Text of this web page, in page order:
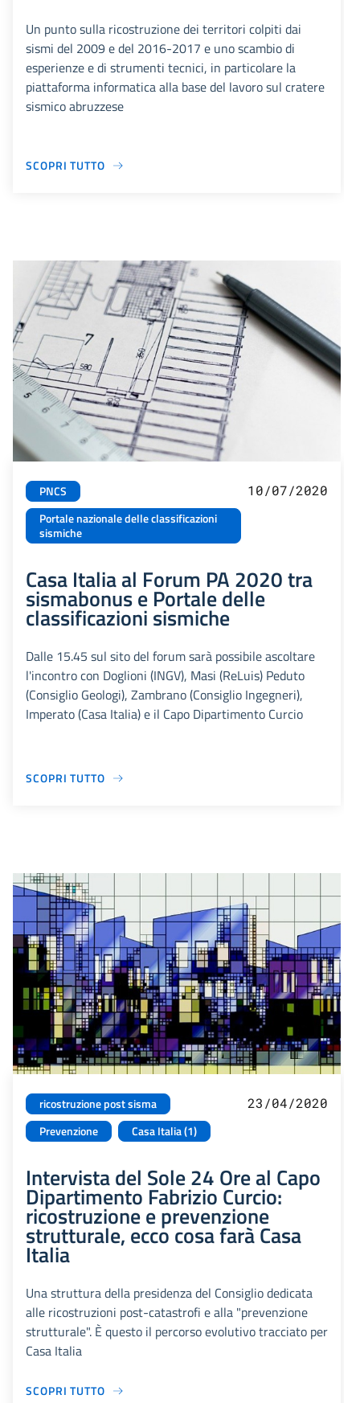
Un punto sulla ricostruzione dei territori colpiti dai
sismi del 2009 e del 2016-2017 e uno scambio di
esperienze e di strumenti tecnici, in particolare la
piattaforma informatica alla base del lavoro sul cratere
sismico abruzzese
SCOPRI TUTTO
PNCS
Portale nazionale delle classificazioni
sismiche
10/07/2020
Casa Italia al Forum PA 2020 tra
sismabonus e Portale delle
classificazioni sismiche
Dalle 15.45 sul sito del forum sarà possibile ascoltare
l'incontro con Doglioni (INGV), Masi (ReLuis) Peduto
(Consiglio Geologi), Zambrano (Consiglio Ingegneri),
Imperato (Casa Italia) e il Capo Dipartimento Curcio
SCOPRI TUTTO
ricostruzione post sisma
Prevenzione
Casa Italia (1)
23/04/2020
Intervista del Sole 24 Ore al Capo
Dipartimento Fabrizio Curcio:
ricostruzione e prevenzione
strutturale, ecco cosa farà Casa
Italia
Una struttura della presidenza del Consiglio dedicata
alle ricostruzioni post-catastrofi e alla "prevenzione
strutturale". È questo il percorso evolutivo tracciato per
Casa Italia
SCOPRI TUTTO